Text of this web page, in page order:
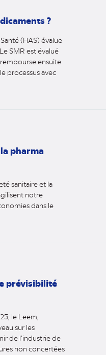
?
(HAS) évalue
SMR est évalué
ensuite
processus avec
pharma
sanitaire et la
notre
dans le
prévisibilité
le Leem,
sur les
de l’industrie de
non concertées